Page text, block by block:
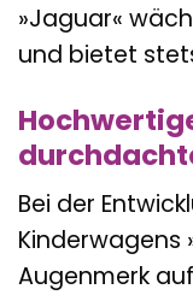
»Jaguar«
und bietet
Bei der
Kinderwagens
Augenmerk